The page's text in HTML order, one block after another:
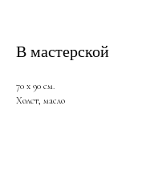
В мастерской
70 х 90 см.
Холст, масло